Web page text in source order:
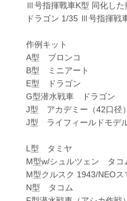
Ⅲ号指揮戰車K型 同化した
ドラゴン 1/35 Ⅲ号指揮戦
作例キット
A型 ブロンコ
B型 ミニアート
E型 ドラゴン
G型潜水戦車 ドラゴン
J型 アカデミー（42口径）
J型 ライフィールドモデ
L型 タミヤ
M型w/シュルツェン タコ
M型クルスク 1943/NEO
N型 タコム